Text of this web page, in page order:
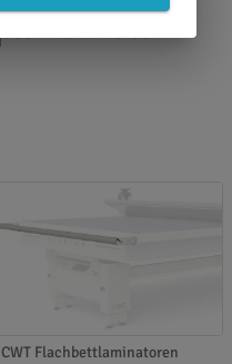
CWT Flachbettlaminatoren